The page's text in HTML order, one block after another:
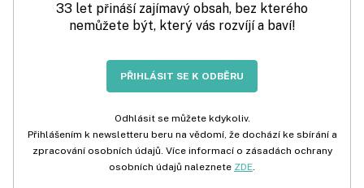
33 let přináší zajímavý obsah, bez kterého
nemůžete být, který vás rozvíjí a baví!
PŘIHLÁSIT SE K ODBĚRU
Odhlásit se můžete kdykoliv.
Přihlášením k newsletteru beru na vědomí, že dochází ke sbírání a
zpracování osobních údajů. Více informací o zásadách ochrany
osobních údajů naleznete ZDE.